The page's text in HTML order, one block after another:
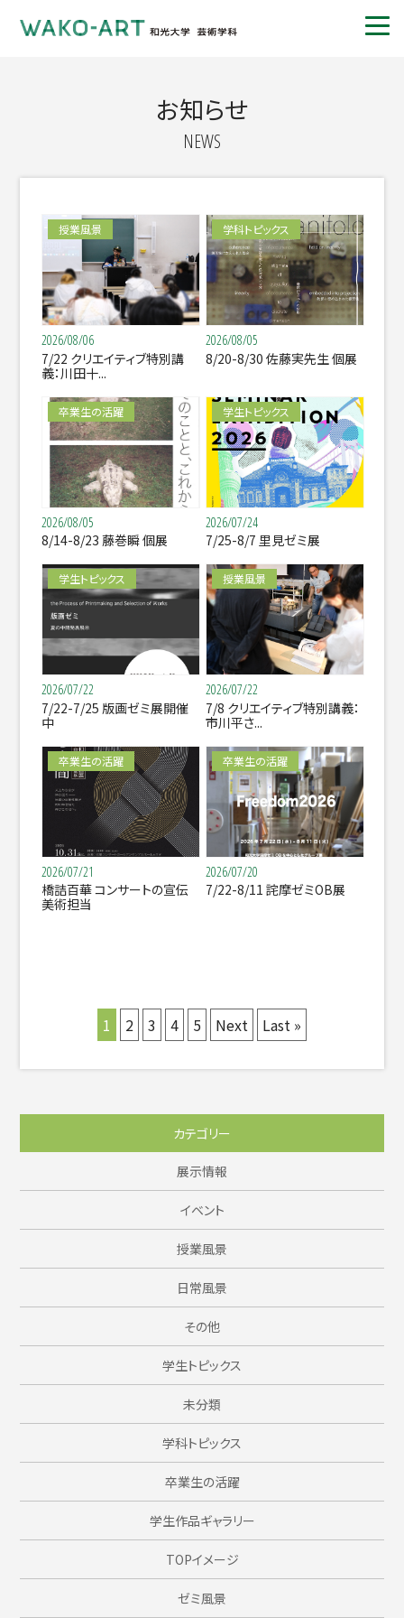
お知らせ
NEWS
授業風景
2026/08/06
7/22 クリエイティブ特別講
義：川田十...
学科トピックス
2026/08/05
8/20-8/30 佐藤実先生 個展
卒業生の活躍
2026/08/05
8/14-8/23 藤巻瞬 個展
学生トピックス
2026/07/24
7/25-8/7 里見ゼミ展
学生トピックス
2026/07/22
7/22-7/25 版画ゼミ展開催
中
授業風景
2026/07/22
7/8 クリエイティブ特別講義：
市川平さ...
卒業生の活躍
2026/07/21
橋詰百華 コンサートの宣伝
美術担当
卒業生の活躍
2026/07/20
7/22-8/11 詫摩ゼミOB展
1 2 3 4 5 Next Last »
カテゴリー
展示情報
イベント
授業風景
日常風景
その他
学生トピックス
未分類
学科トピックス
卒業生の活躍
学生作品ギャラリー
TOPイメージ
ゼミ風景